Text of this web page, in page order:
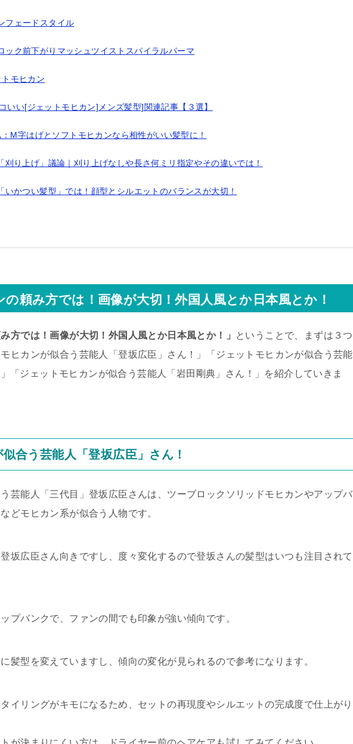
フェードスタイル
ック前下がりマッシュツイストスパイラルパーマ
モヒカン
いい[ジェットモヒカン]メンズ髪型]関連記事【３選】
M字はげとソフトモヒカンなら相性がいい髪型に！
刈り上げ」議論｜刈り上げなしや長さ何ミリ指定やその違いでは！
いかつい髪型」では！顔型とシルエットのバランスが大切！
頼み方では！画像が大切！外国人風とか日本風とか！
方では！画像が大切！外国人風とか日本風とか！」
ということで、まずは３つ
ヒカンが似合う芸能人「登坂広臣」さん！」「ジェットモヒカンが似合う芸能
「ジェットモヒカンが似合う芸能人「岩田剛典」さん！」を紹介していきま
合う芸能人「登坂広臣」さん！
芸能人「三代目」登坂広臣さんは、ツーブロックソリッドモヒカンやアップバ
どモヒカン系が似合う人物です。
坂広臣さん向きですし、度々変化するので登坂さんの髪型はいつも注目されて
プバンクで、ファンの間でも印象が強い傾向です。
髪型を変えていますし、傾向の変化が見られるので参考になります。
イリングがキモになるため、セットの再現度やシルエットの完成度で仕上がり